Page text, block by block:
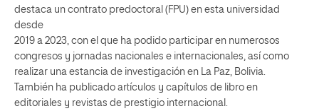
destaca un contrato predoctoral (FPU) en esta universidad
desde
2019 a 2023, con el que ha podido participar en numerosos
congresos y jornadas nacionales e internacionales, así como
realizar una estancia de investigación en La Paz, Bolivia.
También ha publicado artículos y capítulos de libro en
editoriales y revistas de prestigio internacional.